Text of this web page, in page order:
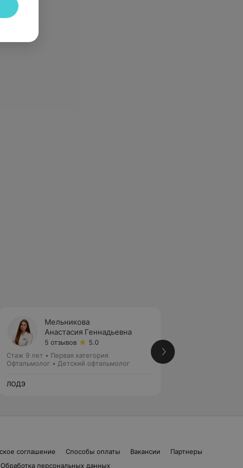
Мельникова
Анастасия Геннадьевна
5 отзывов
5.0
Стаж 9 лет • Первая категория
Офтальмолог • Детский офтальмолог
ЛОДЭ
соглашение Способы оплаты Вакансии
Партнеры
Обработка персональных данных